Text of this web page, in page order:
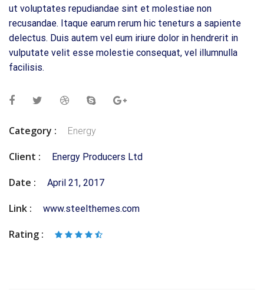
ut voluptates repudiandae sint et molestiae non
recusandae. Itaque earum rerum hic teneturs a sapiente
delectus. Duis autem vel eum iriure dolor in hendrerit in
vulputate velit esse molestie consequat, vel illumnulla
facilisis.
Category : Energy
Client : Energy Producers Ltd
Date : April 21, 2017
Link : www.steelthemes.com
Rating :